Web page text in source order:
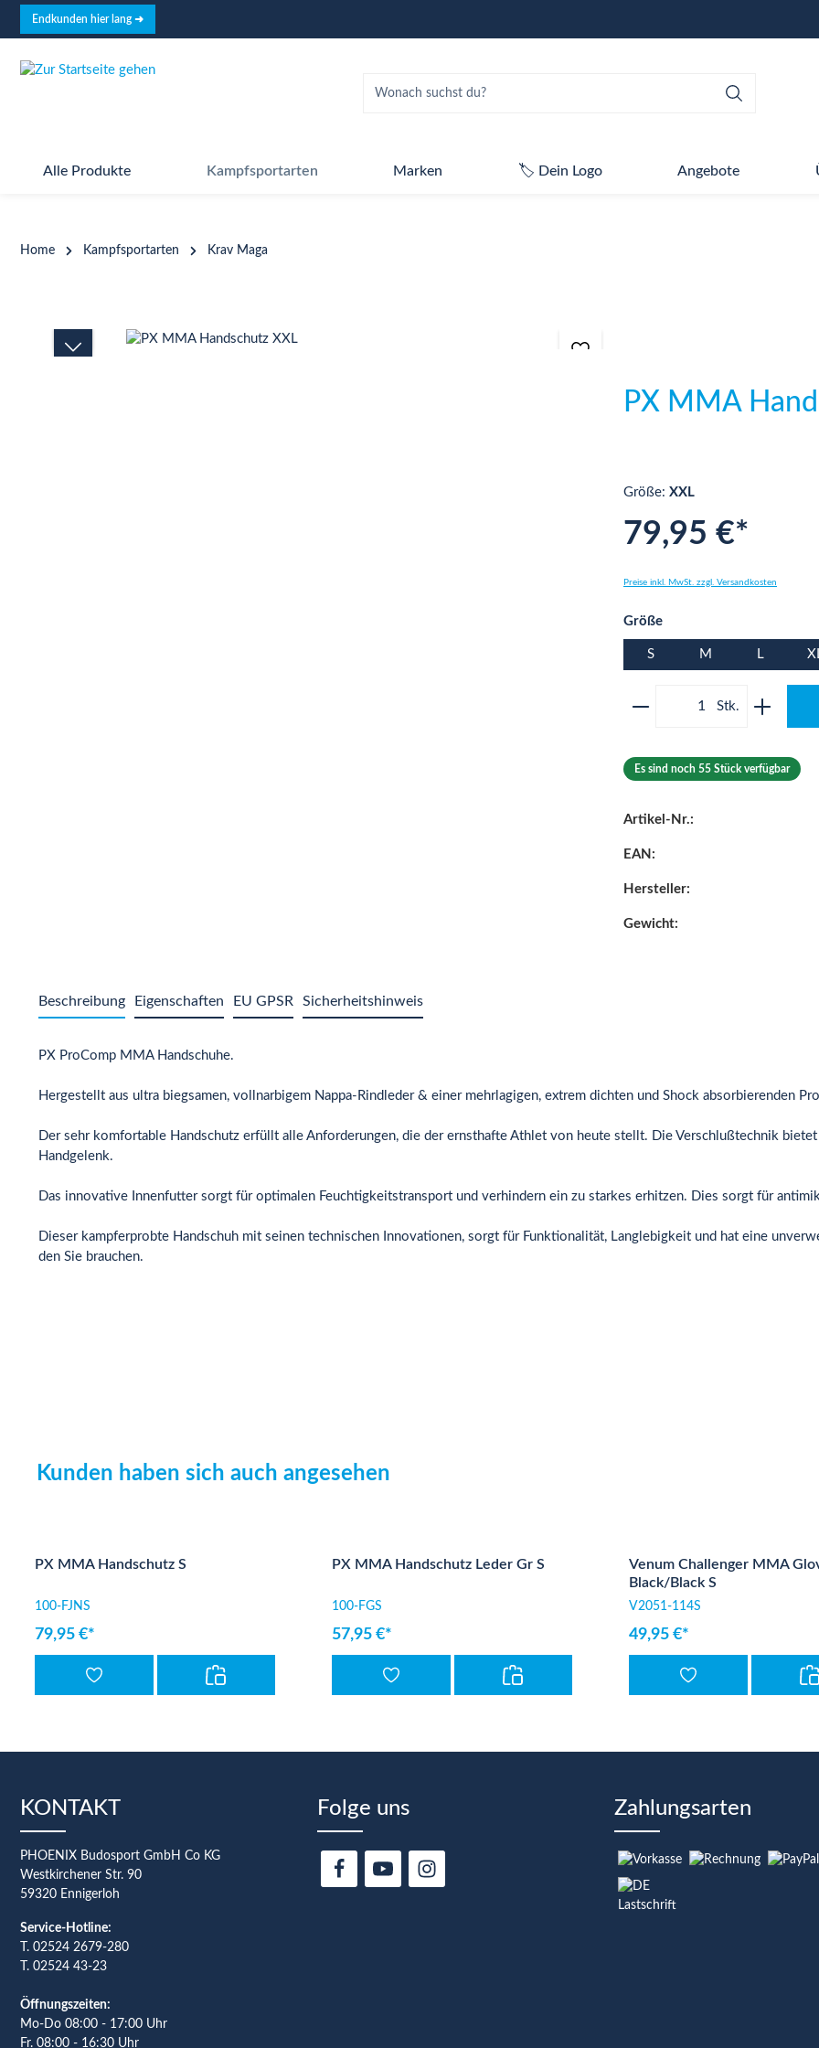
Zur Hauptnavigation springen
Endkunden hier lang ➜
Alle Produkte Kampfsportarten Marken 🏷️ Dein Logo Angebote
Home Kampfsportarten Krav Maga
Bildergalerie überspringen
PX MMA
Größe: XXL
79,95 €*
Preise inkl. MwSt. zzgl. Versandkosten
Größeauswählen
S M L
Produkt Anzahl:
Es sind noch 55 Stück verfügbar
Artikel-Nr.:
EAN:
Hersteller:
Gewicht:
Beschreibung Eigenschaften EU GPSR Sicherheitshinweis
PX ProComp MMA Handschuhe.
Hergestellt aus ultra biegsamen, vollnarbigem Nappa-Rindleder & einer mehrlagigen, extrem dichten und Shock absorbierenden
Der sehr komfortable Handschutz erfüllt alle Anforderungen, die der ernsthafte Athlet von heute stellt. Die Verschlußtechnik
Handgelenk.
Das innovative Innenfutter sorgt für optimalen Feuchtigkeitstransport und verhindern ein zu starkes erhitzen. Dies sorgt für
Dieser kampferprobte Handschuh mit seinen technischen Innovationen, sorgt für Funktionalität, Langlebigkeit und hat eine
den Sie brauchen.
Kunden haben sich auch angesehen
PX MMA Handschutz S
100-FJNS
79,95 €*
PX MMA Handschutz Leder Gr S
100-FGS
57,95 €*
Venum Challenger MMA
Black/Black S
V2051-114S
49,95 €*
KONTAKT
PHOENIX Budosport GmbH Co KG
Westkirchener Str. 90
59320 Ennigerloh
Service-Hotline:
T. 02524 2679-280
T. 02524 43-23
Öffnungszeiten:
Mo-Do 08:00 - 17:00 Uhr
Fr. 08:00 - 16:30 Uhr
Folge uns Zahlungsarten